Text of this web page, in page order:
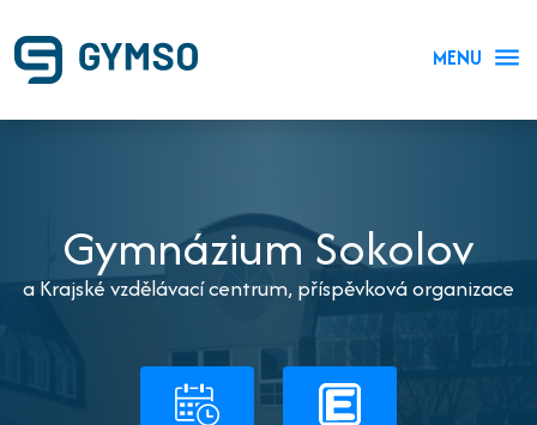
MENU
Gymnázium Sokolov
a Krajské vzdělávací centrum, příspěvková organizace